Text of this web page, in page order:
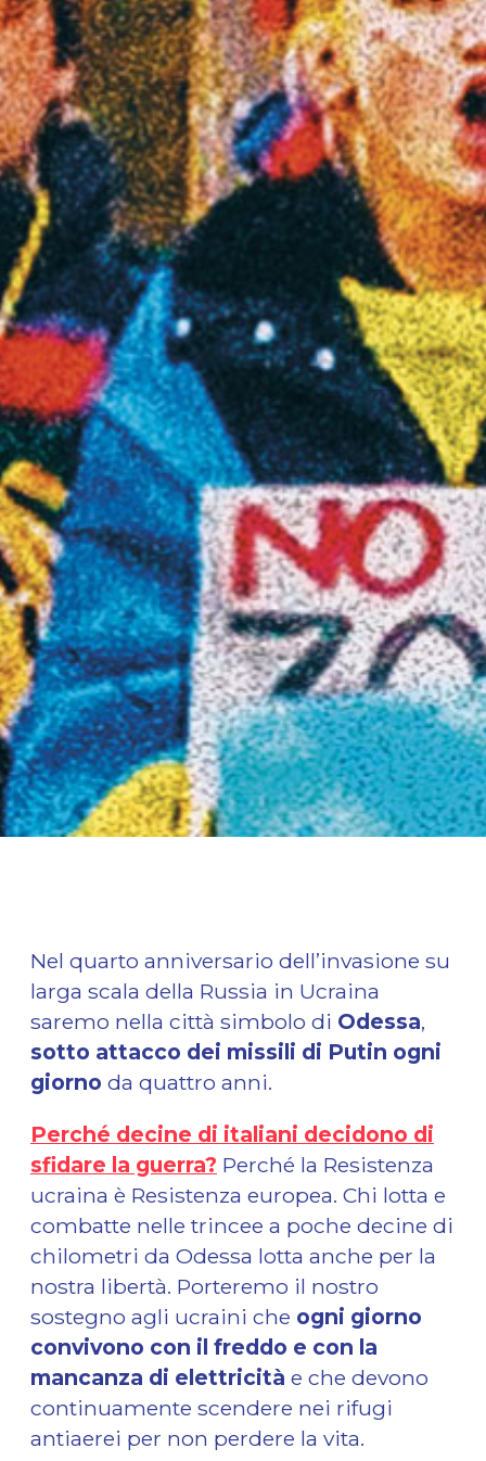
Nel quarto anniversario dell’invasione su
larga scala della Russia in Ucraina
saremo nella città simbolo di Odessa,
sotto attacco dei missili di Putin ogni
giorno da quattro anni.
Perché decine di italiani decidono di
sfidare la guerra? Perché la Resistenza
ucraina è Resistenza europea. Chi lotta e
combatte nelle trincee a poche decine di
chilometri da Odessa lotta anche per la
nostra libertà. Porteremo il nostro
sostegno agli ucraini che ogni giorno
convivono con il freddo e con la
mancanza di elettricità e che devono
continuamente scendere nei rifugi
antiaerei per non perdere la vita.